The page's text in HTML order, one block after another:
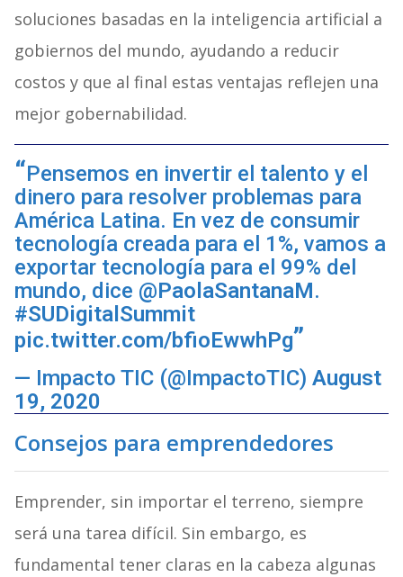
soluciones basadas en la inteligencia artificial a
gobiernos del mundo, ayudando a reducir
costos y que al final estas ventajas reflejen una
mejor gobernabilidad.
Pensemos en invertir el talento y el
dinero para resolver problemas para
América Latina. En vez de consumir
tecnología creada para el 1%, vamos a
exportar tecnología para el 99% del
mundo, dice @PaolaSantanaM.
#SUDigitalSummit
pic.twitter.com/bfioEwwhPg
— Impacto TIC (@ImpactoTIC) August
19, 2020
Consejos para emprendedores
Emprender, sin importar el terreno, siempre
será una tarea difícil. Sin embargo, es
fundamental tener claras en la cabeza algunas